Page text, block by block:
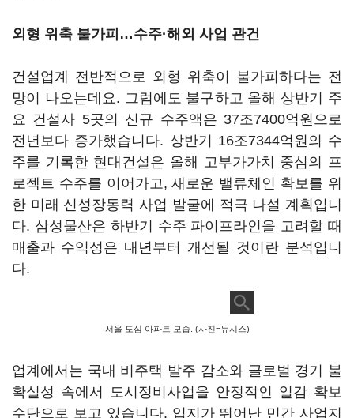
외형 위축 불가피…수주·해외 사업 관건
건설업계 전반적으로 외형 위축이 불가피하다는 전
망이 나오는데요. 그럼에도 불구하고 올해 상반기 주
요 건설사 5곳의 신규 수주액은 37조7400억원으로
전년보다 증가했습니다. 상반기 16조7344억원의 수
주를 기록한 현대건설은 올해 고부가가치 중심의 프
로젝트 수주를 이어가고, 새로운 밸류체인 확보를 위
한 미래 신성장동력 사업 발굴에 적극 나설 계획입니
다. 삼성물산은 하반기 수주 파이프라인을 고려할 때
매출과 수익성은 내년부터 개선될 것이란 분석입니
다.
서울 도심 아파트 모습. (사진=뉴시스)
업계에서는 국내 비주택 발주 감소와 글로벌 경기 불
확실성 속에서 도시정비사업을 안정적인 일감 확보
수단으로 보고 있습니다. 입지가 뛰어난 민간 사업지